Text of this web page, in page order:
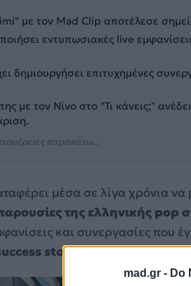
mad.gr - Do
με τον Mad Clip αποτέλεσε
εντυπωσιακές live
δημιουργήσει επιτυχημένες
με τον Νίνο στο "Τι κάνεις;"
παρακάτω...
μέσα σε λίγα χρόνια να
της ελληνικής pop
και συνεργασίες που
storiesτης σύγχρονης